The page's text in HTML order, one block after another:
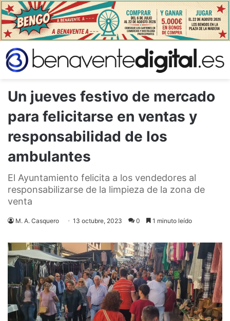
Un jueves festivo de mercado
para felicitarse en ventas y
responsabilidad de los
ambulantes
El Ayuntamiento felicita a los vendedores al
responsabilizarse de la limpieza de la zona de
venta
M. A. Casquero 13 octubre, 2023 0 1 minuto leído